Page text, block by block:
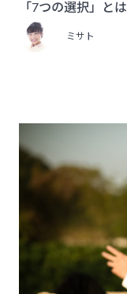
「7つの選択」と
ミサト